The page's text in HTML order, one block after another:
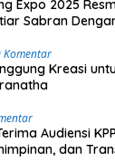
Expo 2025
Sabran
Komentar
Kreasi
Audiensi
dan